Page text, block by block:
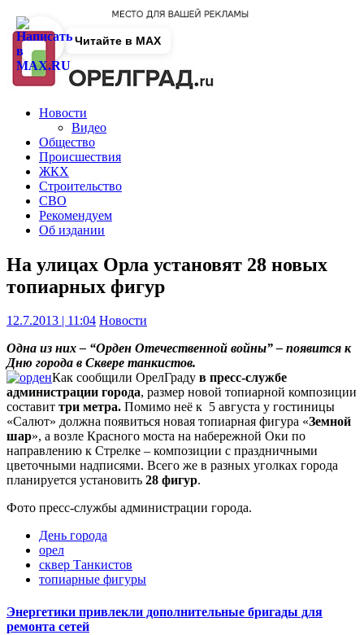
Новости
Видео
Общество
Происшествия
ЖКХ
Строительство
СВО
Рекомендуем
Об издании
На улицах Орла установят 28 новых
топиарных фигур
12.7.2013 | 11:04 Новости
Одна из них – “Орден Отечественной войны” – появится к
Дню города в Сквере танкистов.
Как сообщили ОрелГраду в пресс-службе
администрации города, размер новой топиарной композиции
составит три метра. Помимо неё к 5 августа у гостиницы
«Салют» должна появиться новая топиарная фигура «Земной
шар», а возле Красного моста на набережной Оки по
направлению к Стрелке – композиции с праздничными
цветочными надписями. Всего же в разных уголках города
планируется установить 28 фигур.
Фото пресс-службы администрации города.
День города
орел
сквер Танкистов
топиарные фигуры
Энергетики привлекли дополнительные бригады для
ремонта сетей
Читайте в MAX